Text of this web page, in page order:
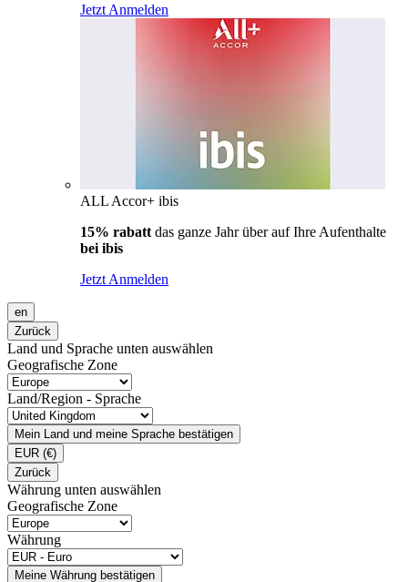
Jetzt Anmelden
ALL Accor+ ibis
15% rabatt das ganze Jahr über auf Ihre Aufenthalte
bei ibis
Jetzt Anmelden
en
Zurück
Land und Sprache unten auswählen
Geografische Zone
Land/Region - Sprache
Mein Land und meine Sprache bestätigen
EUR (€)
Zurück
Währung unten auswählen
Geografische Zone
Währung
Meine Währung bestätigen